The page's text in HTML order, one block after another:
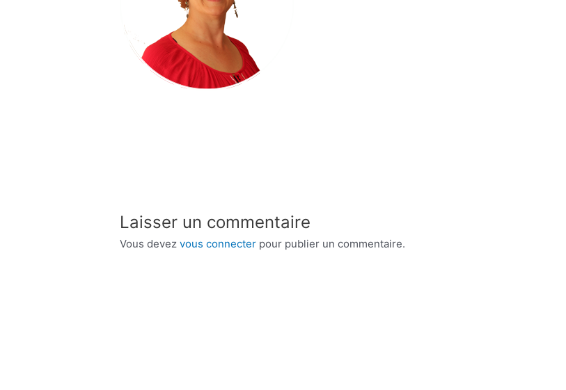
Laisser un commentaire
Vous devezvous connecter pour publier un commentaire.